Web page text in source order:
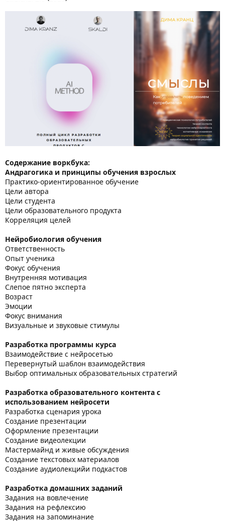
Содержание воркбука:
Андрагогика и принципы обучения взрослых
Практико-ориентированное обучение
Цели автора
Цели студента
Цели образовательного продукта
Корреляция целей
Нейробиология обучения
Ответственность
Опыт ученика
Фокус обучения
Внутренняя мотивация
Слепое пятно эксперта
Возраст
Эмоции
Фокус внимания
Визуальные и звуковые стимулы
Разработка программы курса
Взаимодействие с нейросетью
Перевернутый шаблон взаимодействия
Выбор оптимальных образовательных стратегий
Разработка образовательного контента с
использованием нейросети
Разработка сценария урока
Создание презентации
Оформление презентации
Создание видеолекции
Мастермайнд и живые обсуждения
Создание текстовых материалов
Создание аудиолекцийи подкастов
Разработка домашних заданий
Задания на вовлечение
Задания на рефлексию
Задания на запоминание